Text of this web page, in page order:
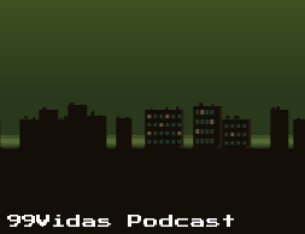
99Vidas Podcast